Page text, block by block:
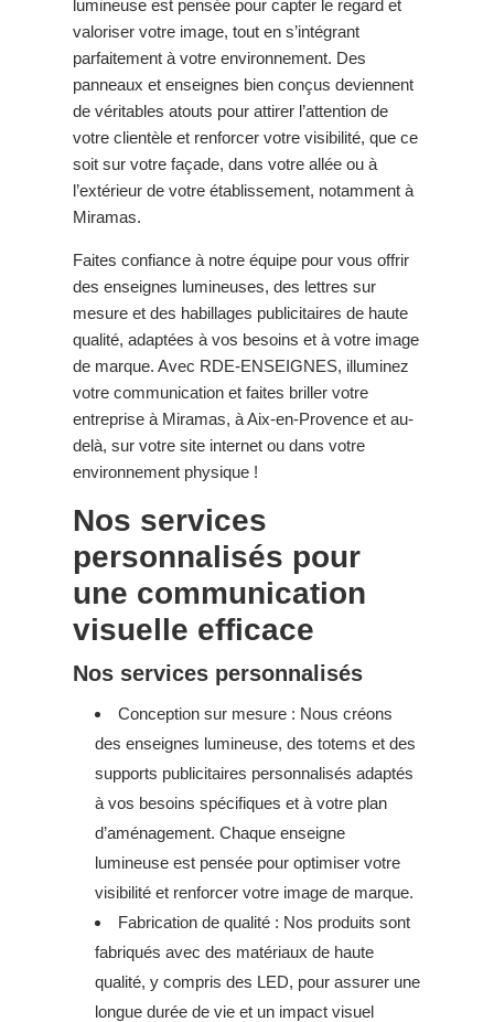
lumineuse est pensée pour capter le regard et
valoriser votre image, tout en s’intégrant
parfaitement à votre environnement. Des
panneaux et enseignes bien conçus deviennent
de véritables atouts pour attirer l’attention de
votre clientèle et renforcer votre visibilité, que ce
soit sur votre façade, dans votre allée ou à
l’extérieur de votre établissement, notamment à
Miramas.
Faites confiance à notre équipe pour vous offrir
des enseignes lumineuses, des lettres sur
mesure et des habillages publicitaires de haute
qualité, adaptées à vos besoins et à votre image
de marque. Avec RDE-ENSEIGNES, illuminez
votre communication et faites briller votre
entreprise à Miramas, à Aix-en-Provence et au-
delà, sur votre site internet ou dans votre
environnement physique !
Nos services
personnalisés pour
une communication
visuelle efficace
Nos services personnalisés
Conception sur mesure : Nous créons
des enseignes lumineuse, des totems et des
supports publicitaires personnalisés adaptés
à vos besoins spécifiques et à votre plan
d’aménagement. Chaque enseigne
lumineuse est pensée pour optimiser votre
visibilité et renforcer votre image de marque.
Fabrication de qualité : Nos produits sont
fabriqués avec des matériaux de haute
qualité, y compris des LED, pour assurer une
longue durée de vie et un impact visuel